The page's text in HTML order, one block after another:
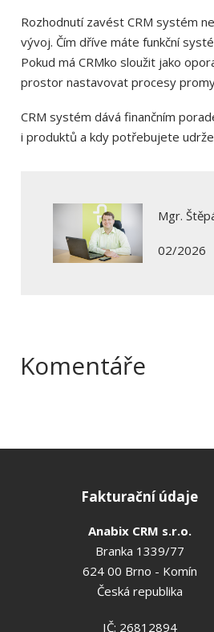
Rozhodnutí zavést CRM systém
vývoj. Čím dříve máte funkční
Pokud má CRMko sloužit jako
prostor nastavovat procesy
CRM systém dává finančním
i produktů a kdy potřebujete
Mgr.
02/2026
Komentáře
Fakturační údaje
Anabix CRM s.r.o.
Branka 1339/77
624 00 Brno - Komín
Česká republika
IČ: 26812894